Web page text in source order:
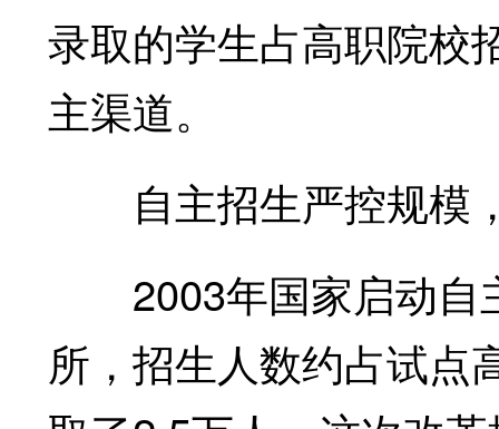
录取的学生占高职院校
主渠道。
自主招生严控规模
2003年国家启动自
所，招生人数约占试点